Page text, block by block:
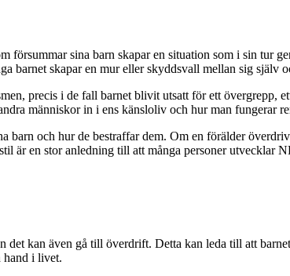
sina barn skapar en situation som i sin tur
barnet skapar en mur eller skyddsvall mellan sig själv
precis i de fall barnet blivit utsatt för ett övergrepp,
människor in i ens känsloliv och hur man fungerar
och hur de bestraffar dem. Om en förälder
är en stor anledning till att många personer utvecklar
kan även gå till överdrift. Detta kan leda till att
hand i livet.